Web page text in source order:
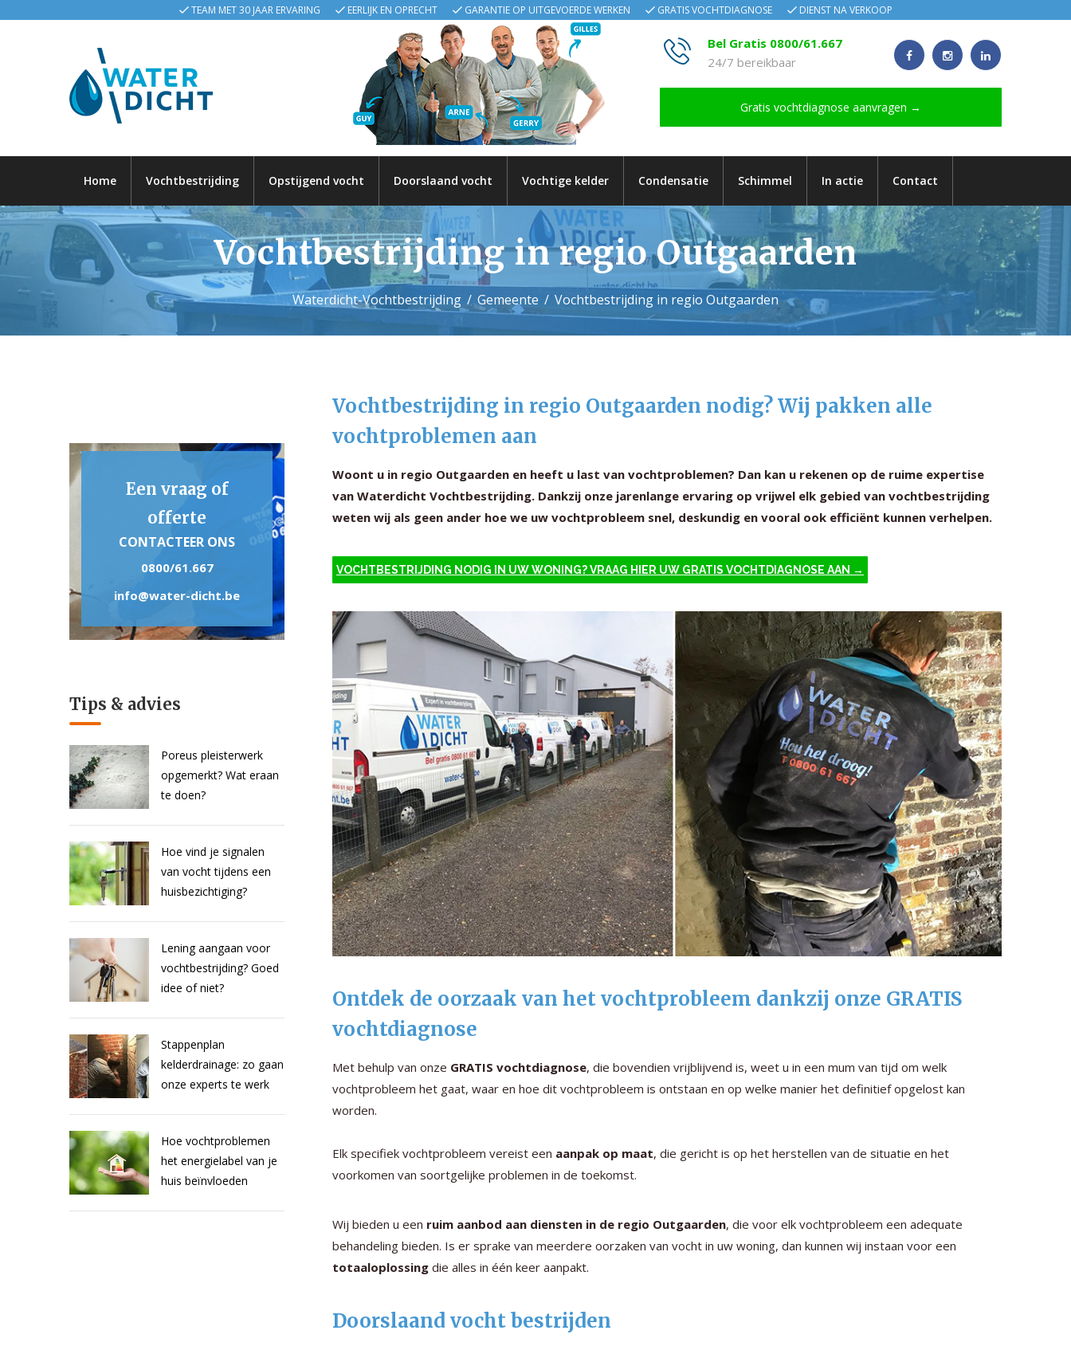
TEAM MET 30 JAAR ERVARING EERLIJK EN OPRECHT GARANTIE OP UITGEVOERDE WERKEN GRATIS VOCHTDIAGNOSE DIENST NA VERKOOP
Bel Gratis 0800/61.667
24/7 bereikbaar
Gratis vochtdiagnose aanvragen →
Home Vochtbestrijding Opstijgend vocht Doorslaand vocht Vochtige kelder Condensatie Schimmel In actie Contact
Vochtbestrijding in regio Outgaarden
Waterdicht-Vochtbestrijding Gemeente Vochtbestrijding in regio Outgaarden
Een vraag of
offerte
CONTACTEER ONS
0800/61.667
info@water-dicht.be
Tips & advies
Poreus pleisterwerk
opgemerkt? Wat eraan
te doen?
Hoe vind je signalen
van vocht tijdens een
huisbezichtiging?
Lening aangaan voor
vochtbestrijding? Goed
idee of niet?
Stappenplan
kelderdrainage: zo gaan
onze experts te werk
Hoe vochtproblemen
het energielabel van je
huis beïnvloeden
Vochtbestrijding in regio Outgaarden nodig? Wij pakken alle
vochtproblemen aan
Woont u in regio Outgaarden en heeft u last van vochtproblemen? Dan kan u rekenen op de ruime expertise
van Waterdicht Vochtbestrijding. Dankzij onze jarenlange ervaring op vrijwel elk gebied van vochtbestrijding
weten wij als geen ander hoe we uw vochtprobleem snel, deskundig en vooral ook efficiënt kunnen verhelpen.
VOCHTBESTRIJDING NODIG IN UW WONING? VRAAG HIER UW GRATIS VOCHTDIAGNOSE AAN →
Ontdek de oorzaak van het vochtprobleem dankzij onze GRATIS
vochtdiagnose
Met behulp van onze GRATIS vochtdiagnose, die bovendien vrijblijvend is, weet u in een mum van tijd om welk
vochtprobleem het gaat, waar en hoe dit vochtprobleem is ontstaan en op welke manier het definitief opgelost kan
worden.
Elk specifiek vochtprobleem vereist een aanpak op maat, die gericht is op het herstellen van de situatie en het
voorkomen van soortgelijke problemen in de toekomst.
Wij bieden u een ruim aanbod aan diensten in de regio Outgaarden, die voor elk vochtprobleem een adequate
behandeling bieden. Is er sprake van meerdere oorzaken van vocht in uw woning, dan kunnen wij instaan voor een
totaaloplossing die alles in één keer aanpakt.
Doorslaand vocht bestrijden